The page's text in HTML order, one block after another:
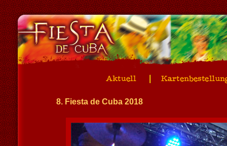
8. Fiesta de Cuba 2018